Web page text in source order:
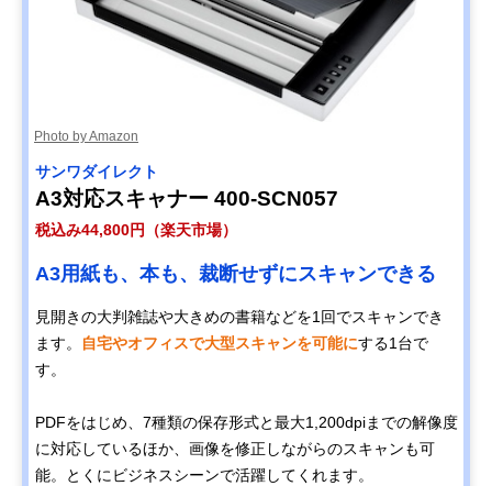
Photo by Amazon
サンワダイレクト
A3対応スキャナー 400-SCN057
税込み44,800円（楽天市場）
A3用紙も、本も、裁断せずにスキャンできる
見開きの大判雑誌や大きめの書籍などを1回でスキャンでき
ます。
自宅やオフィスで大型スキャンを可能にする1台で
す。
PDFをはじめ、7種類の保存形式と最大1,200dpiまでの解像度
に対応しているほか、画像を修正しながらのスキャンも可
能。とくにビジネスシーンで活躍してくれます。